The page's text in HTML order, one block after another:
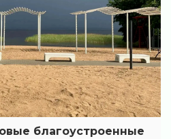
благоустроенные